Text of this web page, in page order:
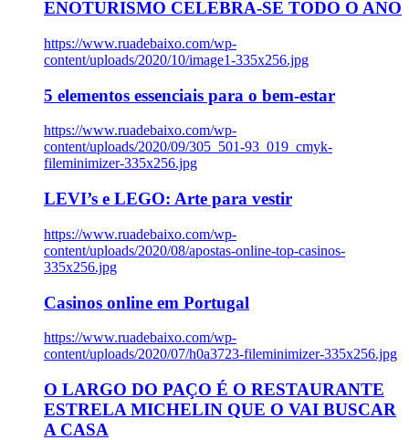
ENOTURISMO CELEBRA-SE TODO O ANO
https://www.ruadebaixo.com/wp-
content/uploads/2020/10/image1-335x256.jpg
5 elementos essenciais para o bem-estar
https://www.ruadebaixo.com/wp-
content/uploads/2020/09/305_501-93_019_cmyk-
fileminimizer-335x256.jpg
LEVI’s e LEGO: Arte para vestir
https://www.ruadebaixo.com/wp-
content/uploads/2020/08/apostas-online-top-casinos-
335x256.jpg
Casinos online em Portugal
https://www.ruadebaixo.com/wp-
content/uploads/2020/07/h0a3723-fileminimizer-335x256.jpg
O LARGO DO PAÇO É O RESTAURANTE
ESTRELA MICHELIN QUE O VAI BUSCAR
A CASA